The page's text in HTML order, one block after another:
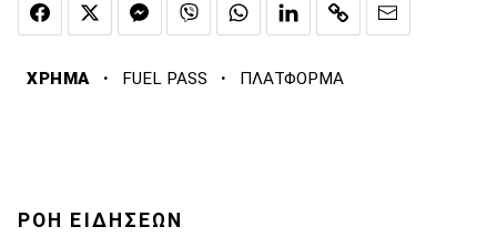
ΧΡΗΜΑ · FUEL PASS · ΠΛΑΤΦΟΡΜΑ
ΡΟΗ ΕΙΔΗΣΕΩΝ